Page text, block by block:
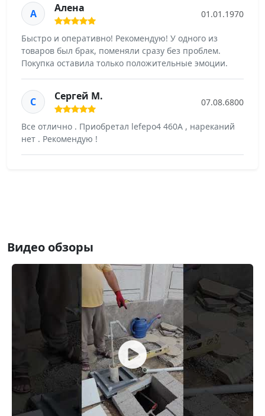
А Алена 01.01.1970
Быстро и оперативно! Рекомендую! У одного из
товаров был брак, поменяли сразу без проблем.
Покупка оставила только положительные эмоции.
С Сергей М. 07.08.6800
Все отлично . Приобретал lefepo4 460A , нареканий
нет . Рекомендую !
Видео обзоры